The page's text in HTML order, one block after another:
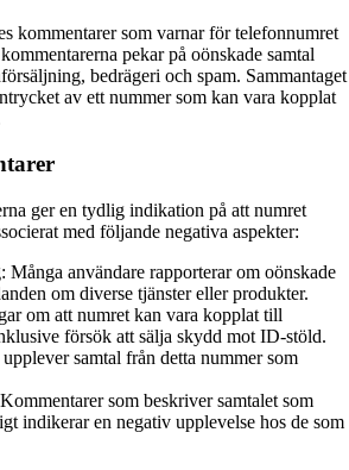
kommentarer som varnar för telefonnumret
pekar på oönskade samtal
bedrägeri och spam. Sammantaget
av ett nummer som kan vara kopplat
ger en tydlig indikation på att numret
med följande negativa aspekter:
Många användare rapporterar om oönskade
om diverse tjänster eller produkter.
om att numret kan vara kopplat till
försök att sälja skydd mot ID-stöld.
samtal från detta nummer som
som beskriver samtalet som
indikerar en negativ upplevelse hos de som